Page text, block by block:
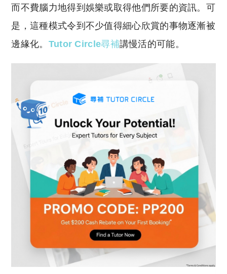
Li
n
A
p
而不費腦力地得到娛樂或取得他們所要的資訊。可
是，這種模式令到不少值得細心欣賞的事物逐漸被
邊緣化。 Tutor Circle尋補講慢活的可能。